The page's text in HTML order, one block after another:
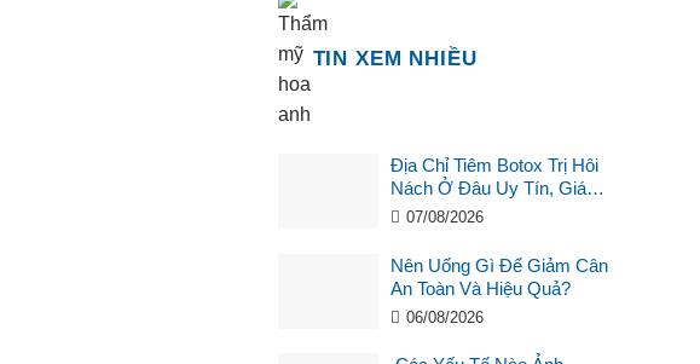
TIN XEM NHIỀU
Địa Chỉ Tiêm Botox Trị Hôi
Nách Ở Đâu Uy Tín, Giá
Tốt?07/08/2026
Nên Uống Gì Để Giảm Cân
An Toàn Và Hiệu Quả?
06/08/2026